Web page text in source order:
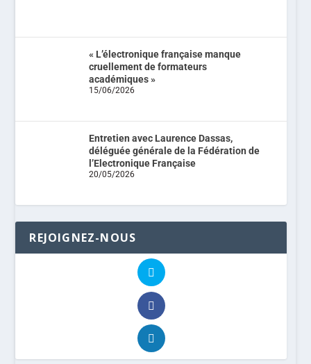
« L’électronique française manque
cruellement de formateurs
académiques »
15/06/2026
Entretien avec Laurence Dassas,
déléguée générale de la Fédération de
l’Electronique Française
20/05/2026
REJOIGNEZ-NOUS